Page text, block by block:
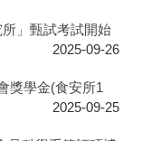
所」甄試考試開始
2025-09-26
獎學金(食安所1
2025-09-25